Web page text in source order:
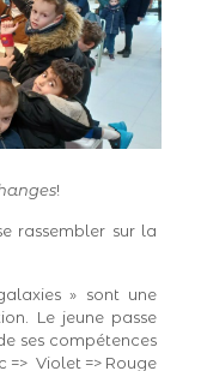
!
rassembler sur la
» sont une
Le jeune passe
ses compétences
=> Violet => Rouge